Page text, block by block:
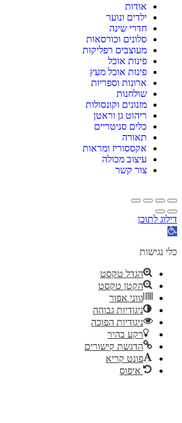
אודות
ילדים ונוער
חדרי שינה
סלונים וכורסאות
מעוצבים רפליקות
פינות אוכל
פינות אוכל מעץ
ארונות וספריות
שולחנות
מזנונים וקונסולות
ריהוט גן וראטן
כלים סניטריים
תאורה
אקססוריז ומראות
עיצוב מכולה
צור קשר
דילוג לתוכן
פתח
נגישות
כלי נגישות
הגדל טקסט
הקטן טקסט
גווני אפור
ניגודיות גבוהה
ניגודיות הפוכה
רקע בהיר
הדגשת קישורים
פונט קריא
איפוס